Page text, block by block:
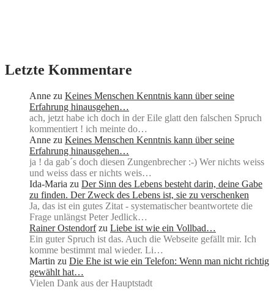
Letzte Kommentare
Anne zu Keines Menschen Kenntnis kann über seine
Erfahrung hinausgehen…
ach, jetzt habe ich doch in der Eile glatt den falschen Spruch
kommentiert ! ich meinte do…
Anne zu Keines Menschen Kenntnis kann über seine
Erfahrung hinausgehen…
ja ! da gab´s doch diesen Zungenbrecher :-) Wer nichts weiss
und weiss dass er nichts weis…
Ida-Maria zu Der Sinn des Lebens besteht darin, deine Gabe
zu finden. Der Zweck des Lebens ist, sie zu verschenken
Ja, das ist ein gutes Zitat - systematischer beantwortete die
Frage unlängst Peter Jedlick…
Rainer Ostendorf zu Liebe ist wie ein Vollbad…
Ein guter Spruch ist das. Auch die Webseite gefällt mir. Ich
komme bestimmt mal wieder. Li…
Martin zu Die Ehe ist wie ein Telefon: Wenn man nicht richtig
gewählt hat…
Vielen Dank aus der Hauptstadt